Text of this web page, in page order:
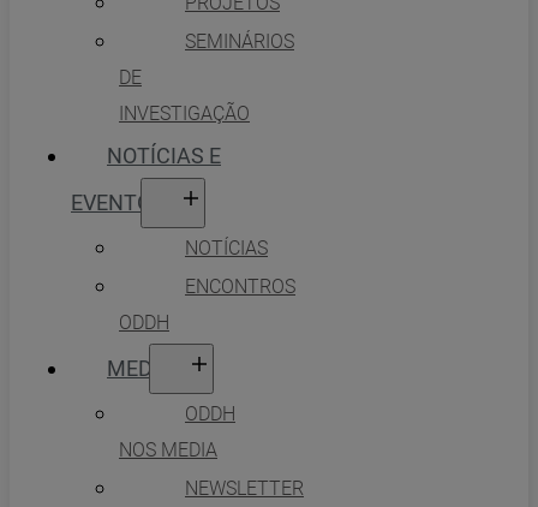
SEMINÁRIOS
DE
INVESTIGAÇÃO
NOTÍCIAS E
EVENTOS
NOTÍCIAS
ENCONTROS
ODDH
MEDIA
ODDH
NOS MEDIA
NEWSLETTER